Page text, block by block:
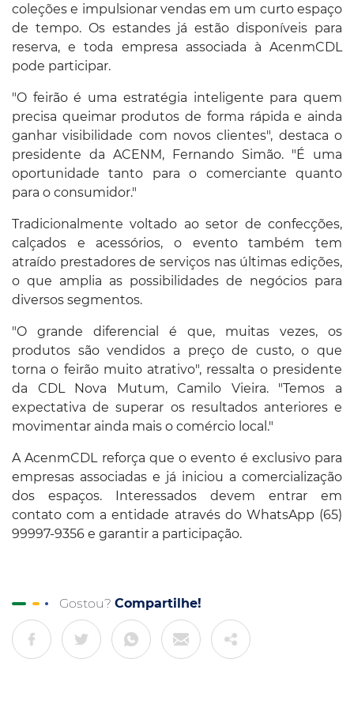
coleções e impulsionar vendas em um curto espaço
de tempo. Os estandes já estão disponíveis para
reserva, e toda empresa associada à AcenmCDL
pode participar.
"O feirão é uma estratégia inteligente para quem
precisa queimar produtos de forma rápida e ainda
ganhar visibilidade com novos clientes", destaca o
presidente da ACENM, Fernando Simão. "É uma
oportunidade tanto para o comerciante quanto
para o consumidor."
Tradicionalmente voltado ao setor de confecções,
calçados e acessórios, o evento também tem
atraído prestadores de serviços nas últimas edições,
o que amplia as possibilidades de negócios para
diversos segmentos.
"O grande diferencial é que, muitas vezes, os
produtos são vendidos a preço de custo, o que
torna o feirão muito atrativo", ressalta o presidente
da CDL Nova Mutum, Camilo Vieira. "Temos a
expectativa de superar os resultados anteriores e
movimentar ainda mais o comércio local."
A AcenmCDL reforça que o evento é exclusivo para
empresas associadas e já iniciou a comercialização
dos espaços. Interessados devem entrar em
contato com a entidade através do WhatsApp (65)
99997-9356 e garantir a participação.
Gostou? Compartilhe!